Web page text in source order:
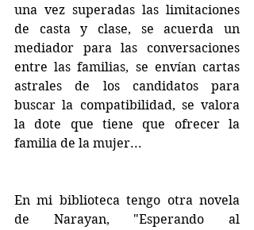
una vez superadas las limitaciones
de casta y clase, se acuerda un
mediador para las conversaciones
entre las familias, se envían cartas
astrales de los candidatos para
buscar la compatibilidad, se valora
la dote que tiene que ofrecer la
familia de la mujer...
En mi biblioteca tengo otra novela
de Narayan, "Esperando al